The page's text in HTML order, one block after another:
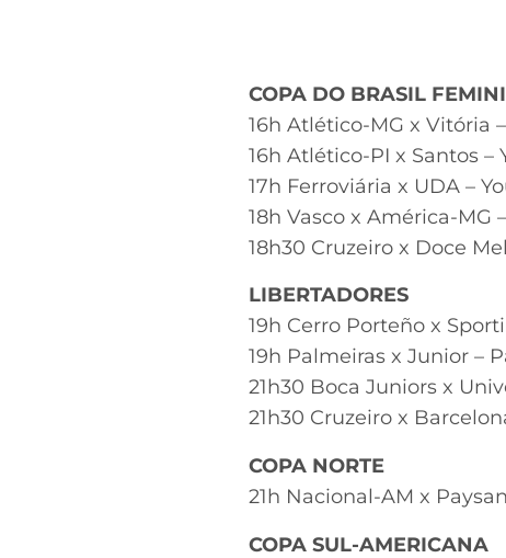
COPA DO BRASIL
16h Atlético-MG x Vitória
16h Atlético-PI x Santos –
17h Ferroviária x UDA –
18h Vasco x América-MG
18h30 Cruzeiro x Doce
LIBERTADORES
19h Cerro Porteño x
19h Palmeiras x Junior –
21h30 Boca Juniors x
21h30 Cruzeiro x
COPA NORTE
21h Nacional-AM x
COPA SUL-AMERICANA